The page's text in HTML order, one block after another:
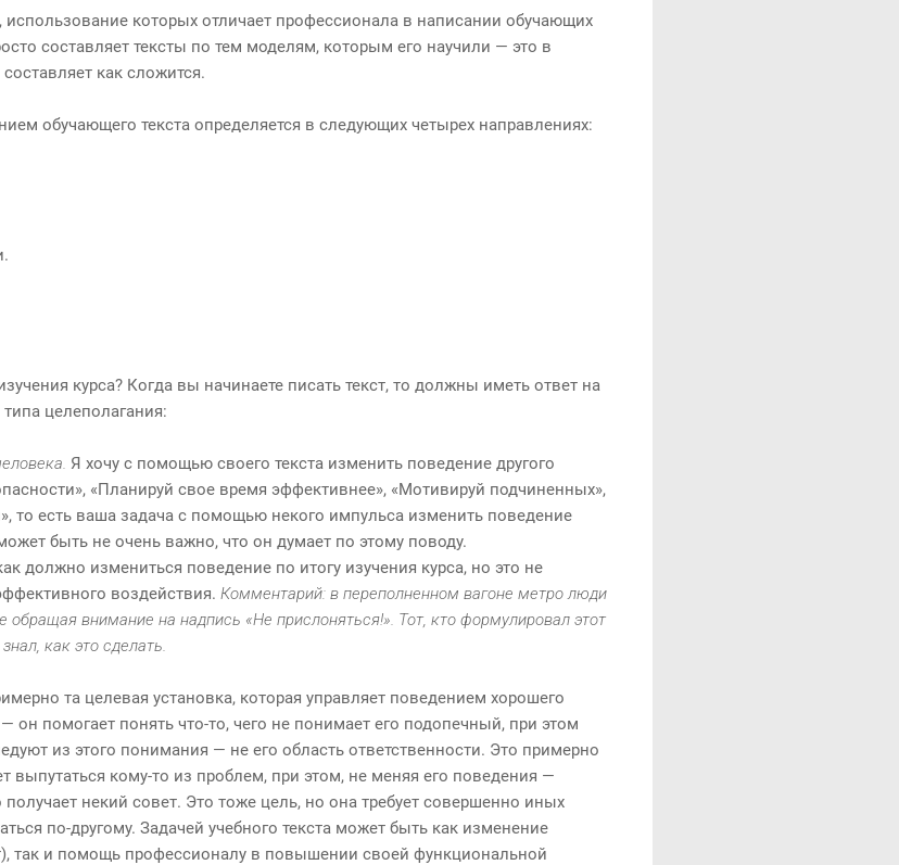
которых отличает профессионала в написании обучающих
составляет тексты по тем моделям, которым его научили — это в
как сложится.
обучающего текста определяется в следующих четырех направлениях:
курса? Когда вы начинаете писать текст, то должны иметь ответ на
целеполагания:
Я хочу с помощью своего текста изменить поведение другого
«Планируй свое время эффективнее», «Мотивируй подчиненных»,
то есть ваша задача с помощью некого импульса изменить поведение
быть не очень важно, что он думает по этому поводу.
должно измениться поведение по итогу изучения курса, но это не
воздействия. Комментарий: в переполненном вагоне метро люди
обращая внимание на надпись «Не прислоняться!». Тот, кто формулировал этот
как это сделать.
та целевая установка, которая управляет поведением хорошего
он помогает понять что-то, чего не понимает его подопечный, при этом
из этого понимания — не его область ответственности. Это примерно
выпутаться кому-то из проблем, при этом, не меняя его поведения —
некий совет. Это тоже цель, но она требует совершенно иных
по-другому. Задачей учебного текста может быть как изменение
так и помощь профессионалу в повышении своей функциональной